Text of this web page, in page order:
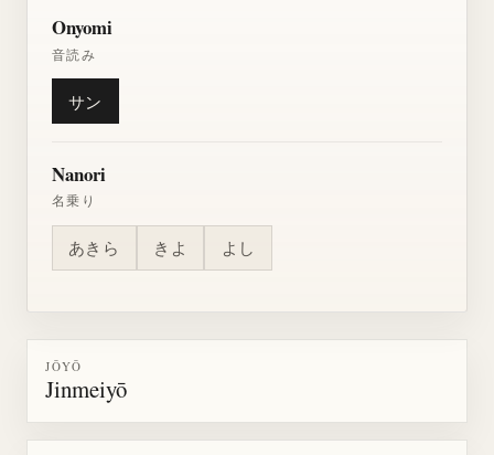
Onyomi
音読み
サン
Nanori
名乗り
あきら きよ よし
JŌYŌ
Jinmeiyō